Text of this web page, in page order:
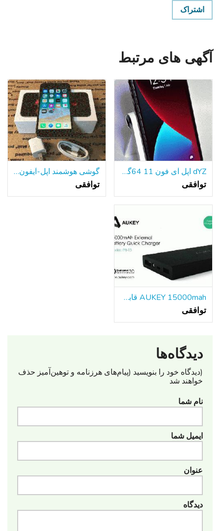
اشتراک
آگهی های مرتبط
dYZ اپل آی فون 11 64گیگابایت سیاه A2111 تی موبایل/با حداکثر سرعت دویدن گارانتی!
توافقی
گوشی هوشمند اپل-آیفون 6s-64GB قفل شده است
توافقی
AUKEY 15000mah قابل حمل باتری خارجی بانک شارژر سریع
توافقی
دیدگاه‌ها
(دیدگاه خود را بنویسید (پیام‌های هرزنامه‌ و توهین‌آمیز حذف
خواهند شد
نام شما
ایمیل شما
عنوان
دیدگاه